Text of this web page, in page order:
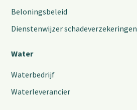
Beloningsbeleid
Dienstenwijzer schadeverzekeringen
Water
Waterbedrijf
Waterleverancier